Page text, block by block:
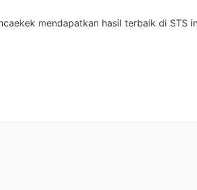
mendapatkan hasil terbaik di STS